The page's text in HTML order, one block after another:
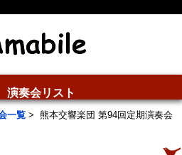
演奏会リスト
一覧 > 熊本交響楽団 第94回定期演奏会